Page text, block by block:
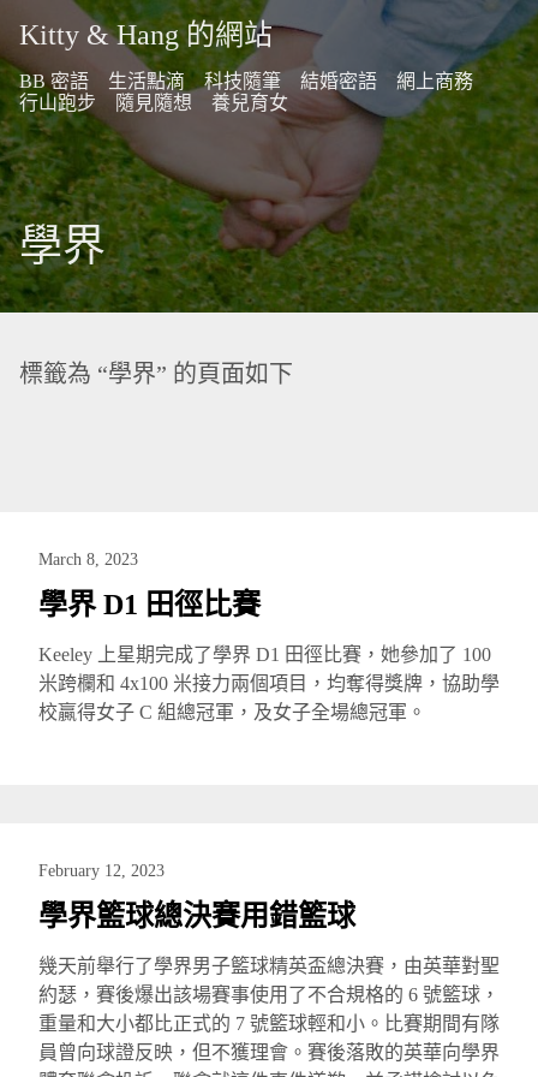
Kitty & Hang 的網站
BB 密語 生活點滴 科技隨筆 結婚密語
網上商務
行山跑步
隨見隨想 養兒育女
學界
標籤為 “學界” 的頁面如下
March 8, 2023
學界 D1 田徑比賽
Keeley 上星期完成了學界 D1 田徑比賽，她參加了 100
米跨欄和 4x100 米接力兩個項目，均奪得獎牌，協助學
校贏得女子 C 組總冠軍，及女子全場總冠軍。
February 12, 2023
學界籃球總決賽用錯籃球
幾天前舉行了學界男子籃球精英盃總決賽，由英華對聖
約瑟，賽後爆出該場賽事使用了不合規格的 6 號籃球，
重量和大小都比正式的 7 號籃球輕和小。比賽期間有隊
員曾向球證反映，但不獲理會。賽後落敗的英華向學界